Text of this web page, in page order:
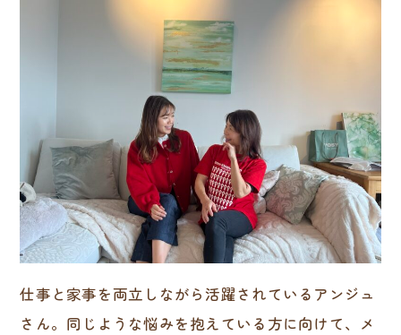
仕事と家事を両立しながら活躍されているアンジュ
さん。同じような悩みを抱えている方に向けて、メ